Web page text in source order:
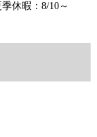
休暇：8/10～